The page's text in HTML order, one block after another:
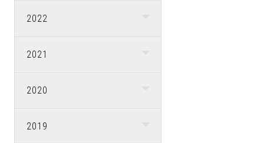
2022
2021
2020
2019